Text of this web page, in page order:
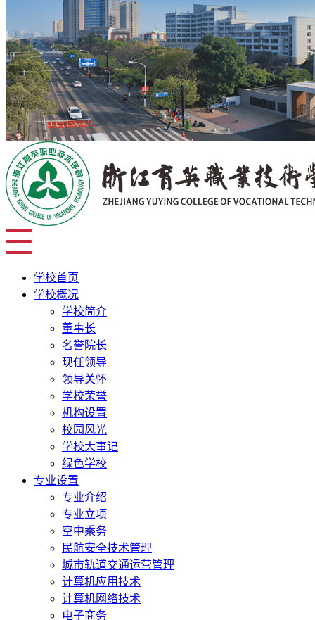
学校首页
学校概况
学校简介
董事长
名誉院长
现任领导
领导关怀
学校荣誉
机构设置
校园风光
学校大事记
绿色学校
专业设置
专业介绍
专业立项
空中乘务
民航安全技术管理
城市轨道交通运营管理
计算机应用技术
计算机网络技术
电子商务